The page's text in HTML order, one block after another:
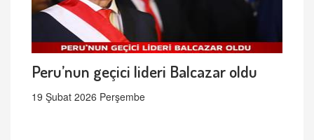
Peru’nun geçici lideri Balcazar oldu
19 Şubat 2026 Perşembe